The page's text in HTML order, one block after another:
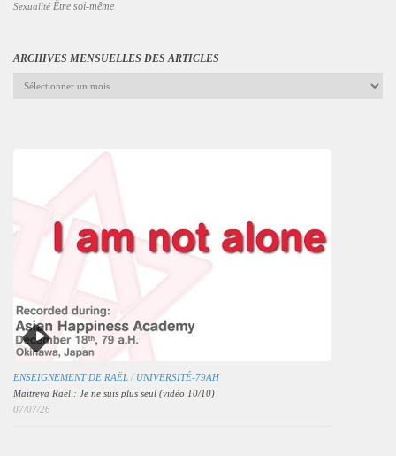
Sexualité Être soi-même
ARCHIVES MENSUELLES DES ARTICLES
Archives
ENSEIGNEMENT DE RAËL / UNIVERSITÉ-79AH
Maitreya Raël : Je ne suis plus seul (vidéo 10/10)
07/07/26